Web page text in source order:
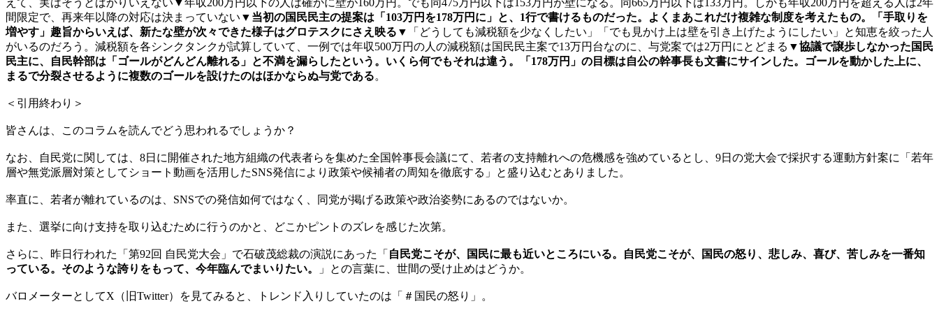
間限定で、再来年以降の対応は決まっていない▼ 当初の国民民主の提案は「103万円を178万円に」と、1行で書けるものだった。よくまあこれだけ複雑な制度を考えたもの。「手取りを
増やす」趣旨からいえば、新たな壁が次々できた様子はグロテスクにさえ映る ▼「どうしても減税額を少なくしたい」「でも見かけ上は壁を引き上げたようにしたい」と知恵を絞った人
がいるのだろう。減税額を各シンクタンクが試算していて、一例では年収500万円の人の減税額は国民民主案で13万円台なのに、与党案では2万円にとどまる▼協議で譲歩しなかった国民
民主に、自民幹部は「ゴールがどんどん離れる」と不満を漏らしたという。いくら何でもそれは違う。「178万円」の目標は自公の幹事長も文書にサインした。ゴールを動かした上に、
まるで分裂させるように複数のゴールを設けたのはほかならぬ与党である。
＜引用終わり＞
皆さんは、このコラムを読んでどう思われるでしょうか？
なお、自民党に関しては、8日に開催された地方組織の代表者らを集めた全国幹事長会議にて、若者の支持離れへの危機感を強めているとし、9日の党大会で採択する運動方針案に「若年
層や無党派層対策としてショート動画を活用したSNS発信により政策や候補者の周知を徹底する」と盛り込むとありました。
率直に、若者が離れているのは、SNSでの発信如何ではなく、同党が掲げる政策や政治姿勢にあるのではないか。
また、選挙に向け支持を取り込むために行うのかと、どこかピントのズレを感じた次第。
さらに、昨日行われた「第92回 自民党大会」で石破茂総裁の演説にあった「 自民党こそが、国民に最も近いところにいる。自民党こそが、国民の怒り、悲しみ、喜び、苦しみを一番知
っている。そのような誇りをもって、今年臨んでまいりたい。
」との言葉に、世間の受け止めはどうか。
バロメーターとしてX（旧Twitter）を見てみると、トレンド入りしていたのは「＃国民の怒り」。